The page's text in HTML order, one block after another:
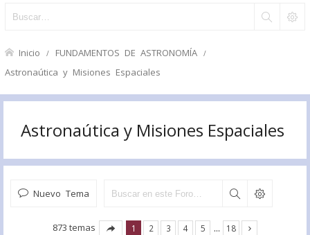
Inicio FUNDAMENTOS DE ASTRONOMÍA
Astronaútica y Misiones Espaciales
Astronaútica y Misiones Espaciales
Nuevo Tema
873 temas 1 2 3 4 5 … 18